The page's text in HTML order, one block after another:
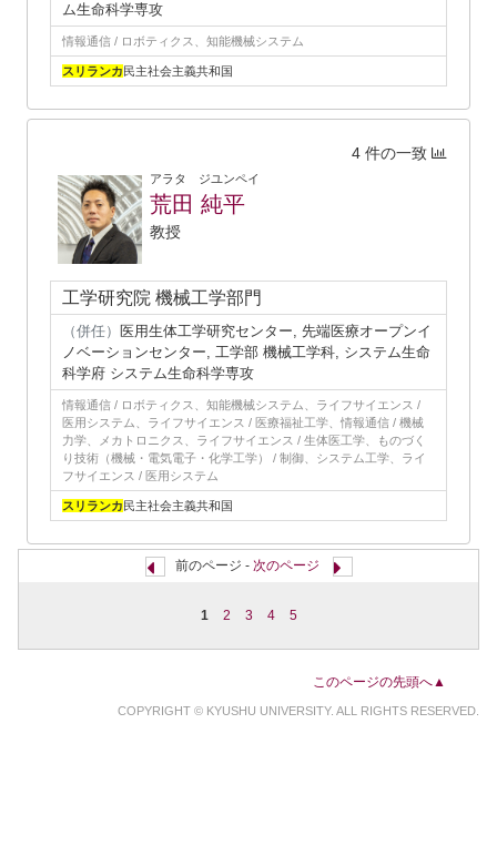
ム生命科学専攻
情報通信 / ロボティクス、知能機械システム
スリランカ民主社会主義共和国
4 件の一致
アラタ ジユンペイ
荒田 純平
教授
工学研究院 機械工学部門
（併任） 医用生体工学研究センター, 先端医療オープンイ
ノベーションセンター, 工学部 機械工学科, システム生命
科学府 システム生命科学専攻
情報通信 / ロボティクス、知能機械システム、ライフサイエンス /
医用システム、ライフサイエンス / 医療福祉工学、情報通信 / 機械
力学、メカトロニクス、ライフサイエンス / 生体医工学、ものづく
り技術（機械・電気電子・化学工学） / 制御、システム工学、ライ
フサイエンス / 医用システム
スリランカ民主社会主義共和国
前のページ - 次のページ
1 2 3 4 5
このページの先頭へ▲
COPYRIGHT © KYUSHU UNIVERSITY. ALL RIGHTS RESERVED.